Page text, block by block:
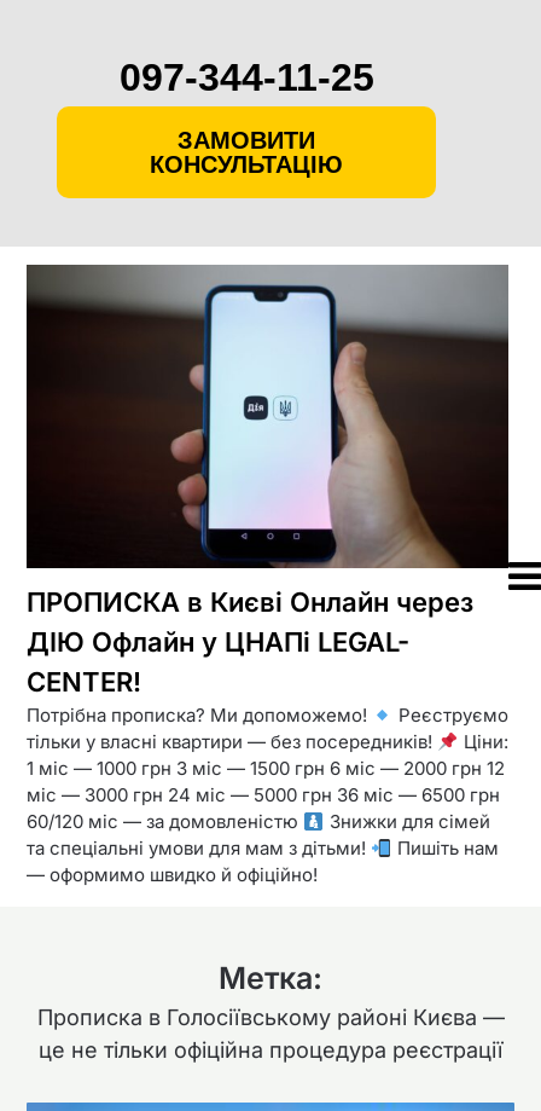
Skip
ПРОПИСКА в Києві Онлайн через
ДІЮ Офлайн у ЦНАПі LEGAL-
CENTER!
Потрібна прописка? Ми допоможемо!
Реєструємо
тільки у власні квартири — без посередників!
Ціни:
1 міс — 1000 грн 3 міс — 1500 грн 6 міс — 2000 грн 12
міс — 3000 грн 24 міс — 5000 грн 36 міс — 6500 грн
60/120 міс — за домовленістю
Знижки для сімей
та спеціальні умови для мам з дітьми!
Пишіть нам
— оформимо швидко й офіційно!
Метка:
Прописка в Голосіївському районі Києва —
це не тільки офіційна процедура реєстрації
097-344-11-25
ЗАМОВИТИ
КОНСУЛЬТАЦІЮ